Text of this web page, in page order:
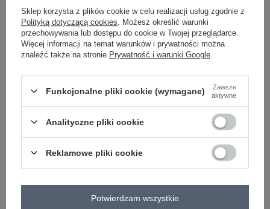
Kod produktu
IT-SP-26020.54
Marka
ITALY MODA
typ produktu
spodnie materiałowe straight leg
dominujący
materiał
wiskoza
wysokość w
dodatkowe
boczne
Sklep korzysta z plików cookie w celu realizacji usług zgodnie z
Polityką dotyczącą cookies . Możesz określić warunki
przechowywania lub dostępu do cookie w Twojej przeglądarce.
Więcej informacji na temat warunków i prywatności można
znaleźć także na stronie Prywatność i warunki Google
Funkcjonalne pliki cookie (wymagane)
Zawsze
aktywne
Analityczne pliki cookie
Reklamowe pliki cookie
Potwierdzam wszystkie